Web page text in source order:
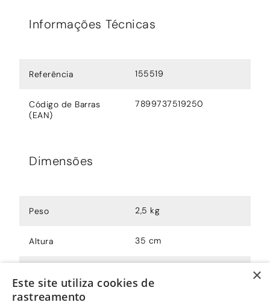
Informações Técnicas
Referência 155519
Código de Barras
(EAN)
7899737519250
Dimensões
Peso 2,5 kg
Altura 35 cm
×
Este site utiliza cookies de
rastreamento